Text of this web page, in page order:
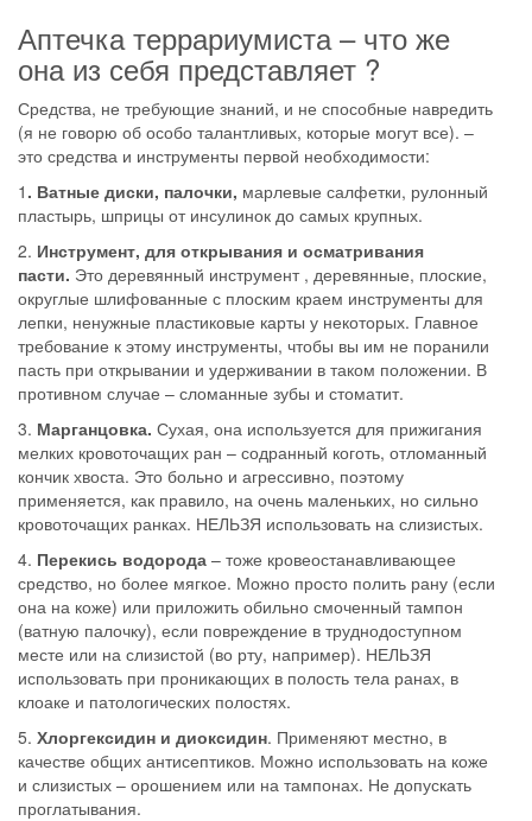
Аптечка террариумиста – что же
она из себя представляет ?
Средства, не требующие знаний, и не способные навредить
(я не говорю об особо талантливых, которые могут все). –
это средства и инструменты первой необходимости:
1 . Ватные диски, палочки, марлевые салфетки, рулонный
пластырь, шприцы от инсулинок до самых крупных.
2. Инструмент, для открывания и осматривания
пасти. Это деревянный инструмент , деревянные, плоские,
округлые шлифованные с плоским краем инструменты для
лепки, ненужные пластиковые карты у некоторых. Главное
требование к этому инструменты, чтобы вы им не поранили
пасть при открывании и удерживании в таком положении. В
противном случае – сломанные зубы и стоматит.
3. Марганцовка. Сухая, она используется для прижигания
мелких кровоточащих ран – содранный коготь, отломанный
кончик хвоста. Это больно и агрессивно, поэтому
применяется, как правило, на очень маленьких, но сильно
кровоточащих ранках. НЕЛЬЗЯ использовать на слизистых.
4. Перекись водорода – тоже кровеостанавливающее
средство, но более мягкое. Можно просто полить рану (если
она на коже) или приложить обильно смоченный тампон
(ватную палочку), если повреждение в труднодоступном
месте или на слизистой (во рту, например). НЕЛЬЗЯ
использовать при проникающих в полость тела ранах, в
клоаке и патологических полостях.
5. Хлоргексидин и диоксидин. Применяют местно, в
качестве общих антисептиков. Можно использовать на коже
и слизистых – орошением или на тампонах. Не допускать
проглатывания.